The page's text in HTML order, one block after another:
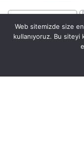
2026 FIFA Dünya
Bu web sitesinde en iyi
Web sitemizde size
kullanıyoruz. Bu